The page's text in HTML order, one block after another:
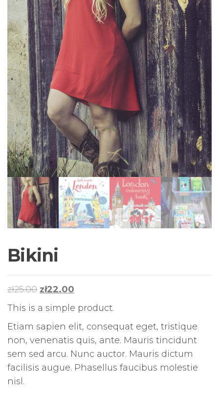
Bikini
zł25.00 Pierwotna
cena
wynosiła:
zł25.00.
zł22.00
wynosi:
zł22.00.
This is a simple product.
Etiam sapien elit, consequat eget, tristique
non, venenatis quis, ante. Mauris tincidunt
sem sed arcu. Nunc auctor. Mauris dictum
facilisis augue. Phasellus faucibus molestie
nisl.